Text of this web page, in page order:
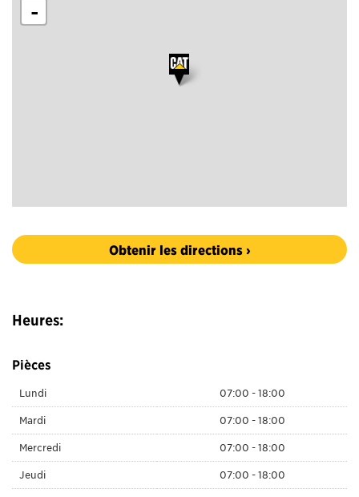
-
Obtenir les directions ›
Heures:
Pièces
Lundi 07:00 - 18:00
Mardi 07:00 - 18:00
Mercredi 07:00 - 18:00
Jeudi 07:00 - 18:00